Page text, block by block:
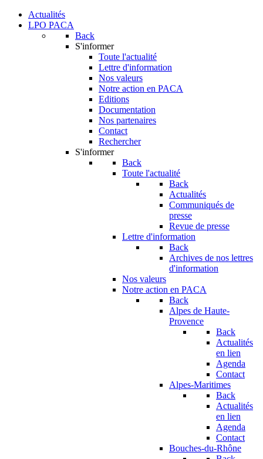
Actualités
LPO PACA
Back
S'informer
Toute l'actualité
Lettre d'information
Nos valeurs
Notre action en PACA
Editions
Documentation
Nos partenaires
Contact
Rechercher
S'informer
Back
Toute l'actualité
Back
Actualités
Communiqués de
presse
Revue de presse
Lettre d'information
Back
Archives de nos lettres
d'information
Nos valeurs
Notre action en PACA
Back
Alpes de Haute-
Provence
Back
Actualités
en lien
Agenda
Contact
Alpes-Maritimes
Back
Actualités
en lien
Agenda
Contact
Bouches-du-Rhône